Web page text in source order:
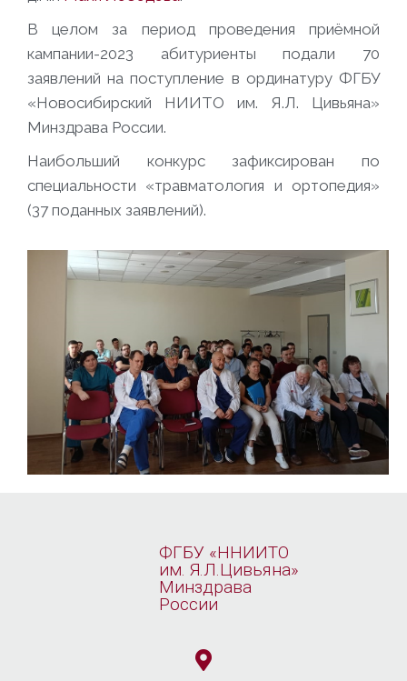
В целом за период проведения приёмной
кампании-2023 абитуриенты подали 70
заявлений на поступление в ординатуру ФГБУ
«Новосибирский НИИТО им. Я.Л. Цивьяна»
Минздрава России.
Наибольший конкурс зафиксирован по
специальности «травматология и ортопедия»
(37 поданных заявлений).
ФГБУ «ННИИТО
им. Я.Л.Цивьяна»
Минздрава
России